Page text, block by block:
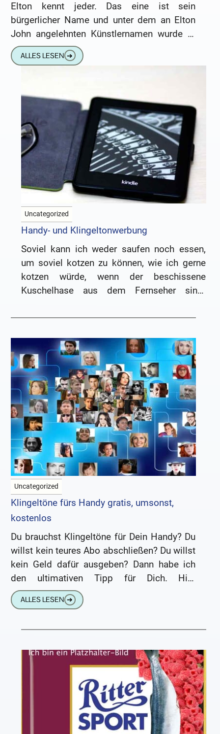
Elton kennt jeder. Das eine ist sein
bürgerlicher Name und unter dem an Elton
John angelehnten Künstlernamen wurde er
populär und zu einem der
ALLES LESEN ➔
Uncategorized
Handy- und Klingeltonwerbung
Soviel kann ich weder saufen noch essen,
um soviel kotzen zu können, wie ich gerne
kotzen würde, wenn der beschissene
Kuschelhase aus dem Fernseher singt
Uncategorized
Klingeltöne fürs Handy gratis, umsonst,
kostenlos
Du brauchst Klingeltöne für Dein Handy? Du
willst kein teures Abo abschließen? Du willst
kein Geld dafür ausgeben? Dann habe ich
den ultimativen Tipp für Dich. Hier
bekommst Du Tausende
ALLES LESEN ➔